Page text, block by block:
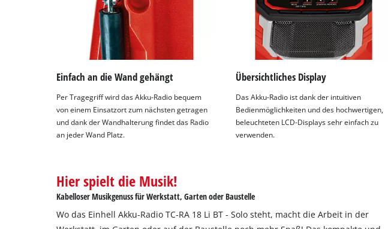
Einfach an die Wand gehängt
Per Tragegriff wird das Akku-Radio bequem
von einem Einsatzort zum nächsten getragen
und dank der Wandhalterung findet das Radio
an jeder Wand Platz.
Übersichtliches Display
Das Akku-Radio ist dank der intuitiven
Bedienmöglichkeiten und des hochwertigen,
beleuchteten LCD-Displays sehr einfach zu
verwenden.
Hier spielt die Musik!
Kabelloser Musikgenuss für Werkstatt, Garten oder Baustelle
Wo das Einhell Akku-Radio TC-RA 18 Li BT - Solo steht, macht die Arbeit in der